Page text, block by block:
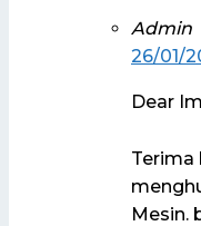
Admin
26/01/
Dear
Terima
Mesin.